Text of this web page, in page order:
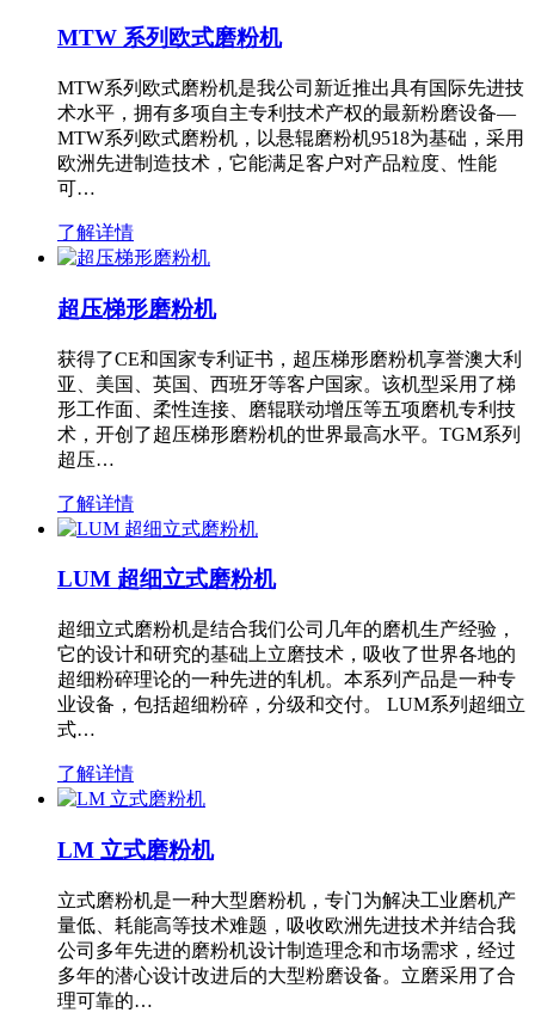
MTW 系列欧式磨粉机
MTW系列欧式磨粉机是我公司新近推出具有国际先进技
术水平，拥有多项自主专利技术产权的最新粉磨设备—
MTW系列欧式磨粉机，以悬辊磨粉机9518为基础，采用
欧洲先进制造技术，它能满足客户对产品粒度、性能
可…
了解详情
超压梯形磨粉机
获得了CE和国家专利证书，超压梯形磨粉机享誉澳大利
亚、美国、英国、西班牙等客户国家。该机型采用了梯
形工作面、柔性连接、磨辊联动增压等五项磨机专利技
术，开创了超压梯形磨粉机的世界最高水平。TGM系列
超压…
了解详情
LUM 超细立式磨粉机
超细立式磨粉机是结合我们公司几年的磨机生产经验，
它的设计和研究的基础上立磨技术，吸收了世界各地的
超细粉碎理论的一种先进的轧机。本系列产品是一种专
业设备，包括超细粉碎，分级和交付。 LUM系列超细立
式…
了解详情
LM 立式磨粉机
立式磨粉机是一种大型磨粉机，专门为解决工业磨机产
量低、耗能高等技术难题，吸收欧洲先进技术并结合我
公司多年先进的磨粉机设计制造理念和市场需求，经过
多年的潜心设计改进后的大型粉磨设备。立磨采用了合
理可靠的…